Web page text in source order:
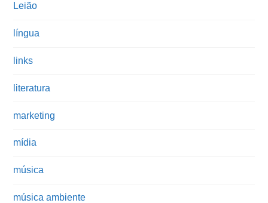
Leião
língua
links
literatura
marketing
mídia
música
música ambiente